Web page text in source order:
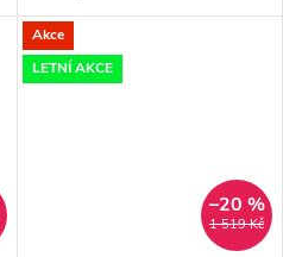
provedení perfektně nasvítí
tmavé kouty v obývacím pokoji,
ložnici či pracovně a nebo...
Akce
LETNÍ AKCE
1 519 Kč
–20 %